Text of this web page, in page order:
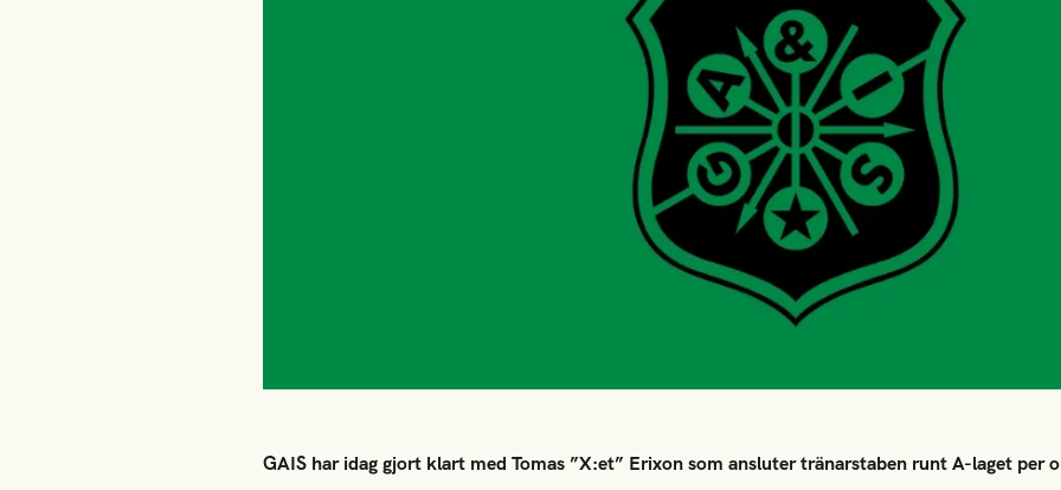
GAIS har idag gjort klart med Tomas ”X:et” Erixon som ansluter tränarstaben runt A-laget per